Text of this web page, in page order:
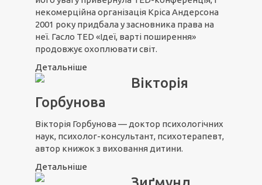
некомерційна організація Кріса Андерсона
2001 року придбала у засновника права на
неї. Гасло TED «Ідеї, варті поширення»
продовжує охоплювати світ.
Детальніше
Вікторія
Горбунова
Вікторія Горбунова — доктор психологічних
наук, психолог-консультант, психотерапевт,
автор книжок з виховання дитини.
Детальніше